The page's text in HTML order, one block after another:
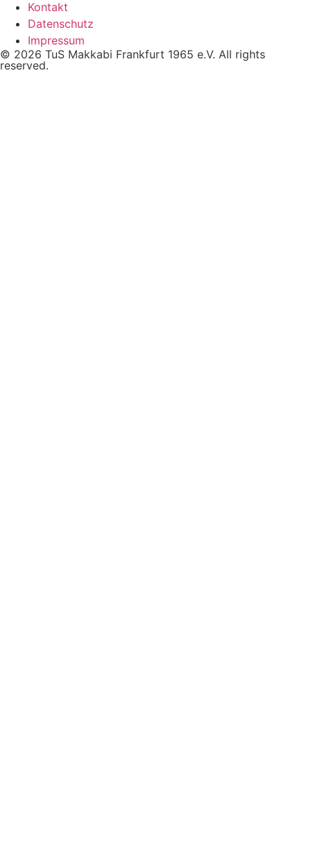
Kontakt
Datenschutz
Impressum
© 2026 TuS Makkabi Frankfurt 1965 e.V. All rights
reserved.